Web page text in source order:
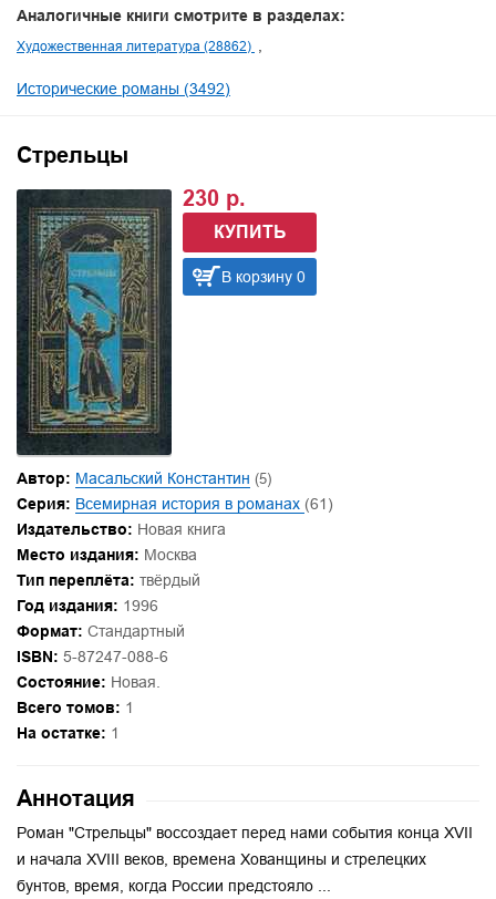
Аналогичные книги смотрите в разделах:
Художественная литература (28862)
Исторические романы (3492)
Стрельцы
230 р.
КУПИТЬ
В корзину 0
Автор: Масальский Константин (5)
Серия: Всемирная история в романах (61)
Издательство: Новая книга
Место издания: Москва
Тип переплёта: твёрдый
Год издания: 1996
Формат: Стандартный
ISBN: 5-87247-088-6
Состояние: Новая.
Всего томов: 1
На остатке: 1
Аннотация
Роман "Стрельцы" воссоздает перед нами события конца XVII
и начала XVIII веков, времена Хованщины и стрелецких
бунтов, время, когда России предстояло ...